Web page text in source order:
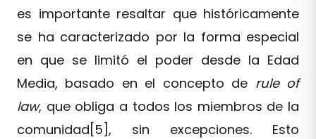
es importante resaltar que históricamente
se ha caracterizado por la forma especial
en que se limitó el poder desde la Edad
Media, basado en el concepto de rule of
law, que obliga a todos los miembros de la
comunidad[5], sin excepciones. Esto